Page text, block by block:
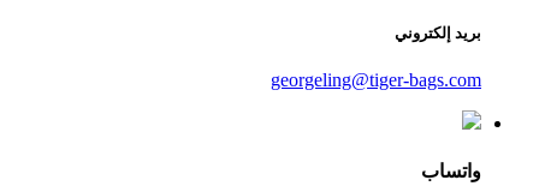
بريد إلكتروني
georgeling@tiger-bags.com
واتساب